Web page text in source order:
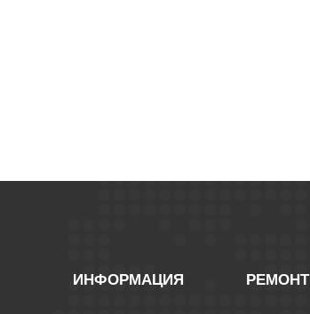
ИНФОРМАЦИЯ РЕМОНТ